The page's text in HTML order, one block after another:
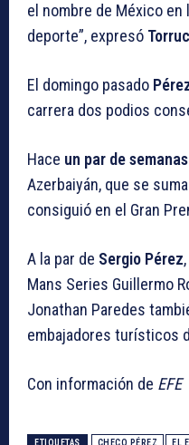
el nombre de México en
deporte”, expresó
El domingo pasado
carrera dos podios
Hace un par de semanas
Azerbaiyán, que se
consiguió en el Gran
A la par de Sergio Pérez
Mans Series Guillermo
Jonathan Paredes
embajadores turísticos
Con información de EFE
ETIQUETAS CHECO PÉREZ EL